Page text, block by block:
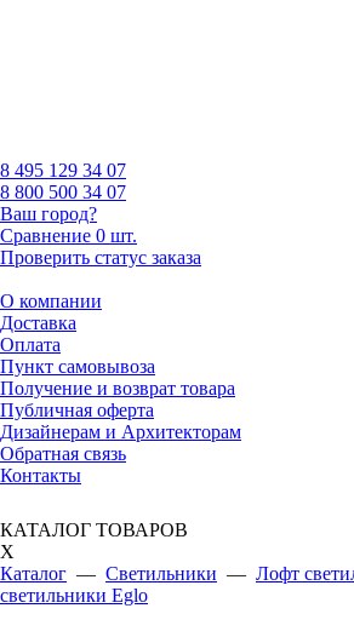
8 495 129 34 07
8 800 500 34 07
Ваш город?
Сравнение 0 шт.
Проверить статус заказа
О компании
Доставка
Оплата
Пункт самовывоза
Получение и возврат товара
Публичная оферта
Дизайнерам и Архитекторам
Обратная связь
Контакты
КАТАЛОГ ТОВАРОВ
X
Каталог — Светильники — Лофт
светильники Eglo